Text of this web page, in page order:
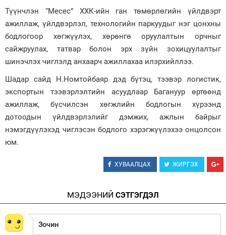
Түүнчлэн “Месес” ХХК-ийн ган төмөрлөгийн үйлдвэрт
ажиллаж, үйлдвэрлэл, технологийн паркуудыг нэг цонхны
бодлогоор хөгжүүлэх, хөрөнгө оруулалтын орчныг
сайжруулах, татвар болон эрх зүйн зохицуулалтыг
шинэчлэх чиглэлд анхаарч ажиллахаа илэрхийллээ.
Шадар сайд Н.Номтойбаяр дэд бүтэц, тээвэр логистик,
экспортын тээвэрлэлтийн асуудлаар Багануур өртөөнд
ажиллаж, бүсчилсэн хөгжлийн бодлогын хүрээнд
дотоодын үйлдвэрлэлийг дэмжих, ажлын байрыг
нэмэгдүүлэхэд чиглэсэн бодлого хэрэгжүүлэхээ онцолсон
юм.
ХУВААЛЦАХ ЖИРГЭХ
МЭДЭЭНИЙ СЭТГЭГДЭЛ